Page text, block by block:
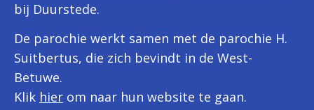
bij Duurstede.
De parochie werkt samen met de parochie H.
Suitbertus, die zich bevindt in de West-
Betuwe.
Klik hier om naar hun website te gaan.